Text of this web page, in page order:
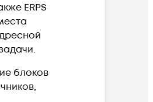
ERPS
блоков